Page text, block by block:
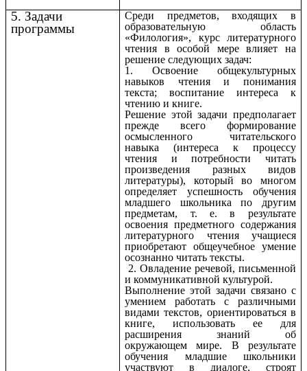
5. Задачи
программы
Среди предметов, входящих в
образовательную область
«Филология», курс литературного
чтения в особой мере влияет на
решение следующих задач:
1. Освоение общекультурных
навыков чтения и понимания
текста; воспитание интереса к
чтению и книге.
Решение этой задачи предполагает
прежде всего формирование
осмысленного читательского
навыка (интереса к процессу
чтения и потребности читать
произведения разных видов
литературы), который во многом
определяет успешность обучения
младшего школьника по другим
предметам, т. е. в результате
освоения предметного содержания
литературного чтения учащиеся
приобретают общеучебное умение
осознанно читать тексты.
2. Овладение речевой, письменной
и коммуникативной культурой.
Выполнение этой задачи связано с
умением работать с различными
видами текстов, ориентироваться в
книге, использовать ее для
расширения знаний об
окружающем мире. В результате
обучения младшие школьники
участвуют в диалоге, строят